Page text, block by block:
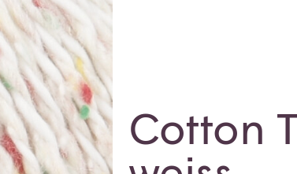
Cotton